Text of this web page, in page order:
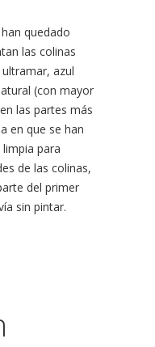
quedado
las colinas
azul
(con mayor
las partes más
en que se han
para
de las colinas,
del primer
sin pintar.